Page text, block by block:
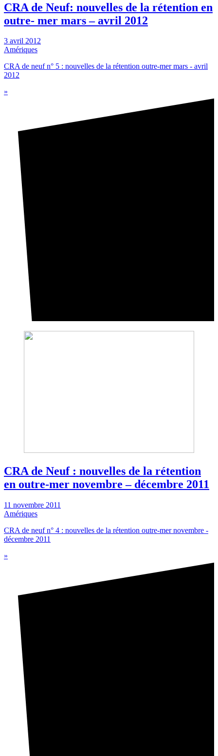
CRA de Neuf: nouvelles de la rétention en
outre- mer mars – avril 2012
3 avril 2012
Amériques
CRA de neuf n° 5 : nouvelles de la rétention outre-mer mars - avril
2012
»
CRA de Neuf : nouvelles de la rétention
en outre-mer novembre – décembre 2011
11 novembre 2011
Amériques
CRA de neuf n° 4 : nouvelles de la rétention outre-mer novembre -
décembre 2011
»